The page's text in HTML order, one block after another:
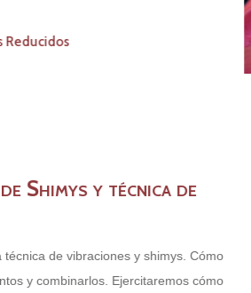
y técnica de
de vibraciones y shimys. Cómo
Ejercitaremos cómo